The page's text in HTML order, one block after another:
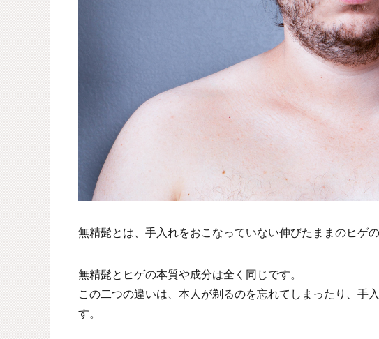
無精髭とは、手入れをおこなっていない伸びたままのヒゲ
無精髭とヒゲの本質や成分は全く同じです。
この二つの違いは、本人が剃るのを忘れてしまったり、手
す。